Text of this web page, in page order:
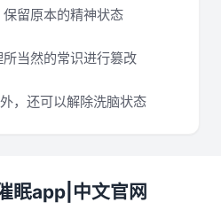
留原本的精神状态
当然的常识进行篡改
，还可以解除洗脑状态
眠app|中文官网